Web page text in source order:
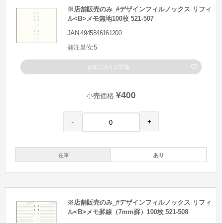
※店舗販売のみ_#デザインフィルノックス リフィ
ル<B>メモ無地100枚 521-507
JAN:4945846161200
発注単位:5
お気に入りに登録
小売価格 ¥400
- +
在庫 あり
※店舗販売のみ_#デザインフィルノックス リフィ
ル<B>メモ罫線（7mm罫）100枚 521-508